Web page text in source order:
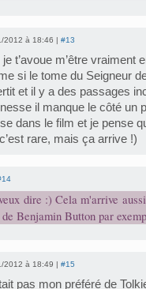
2012 à 18:46 | #13
je t’avoue m’être
si le tome du Seigneur
et il y a des passages
il manque le côté un
dans le film et je pense
rare, mais ça arrive !)
dire :) Cela m'arrive
Benjamin Button par
2012 à 18:49 | #15
pas mon préféré de